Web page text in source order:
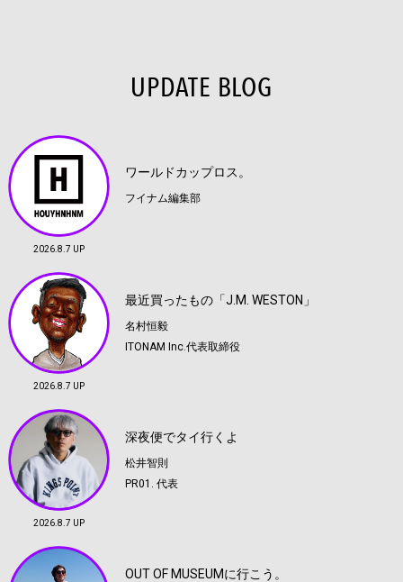
UPDATE BLOG
2026.8.7 UP
ワールドカップロス。
フイナム編集部
2026.8.7 UP
最近買ったもの「J.M. WESTON」
名村恒毅
ITONAM Inc.代表取締役
2026.8.7 UP
深夜便でタイ行くよ
松井智則
PR01. 代表
OUT OF MUSEUMに行こう。